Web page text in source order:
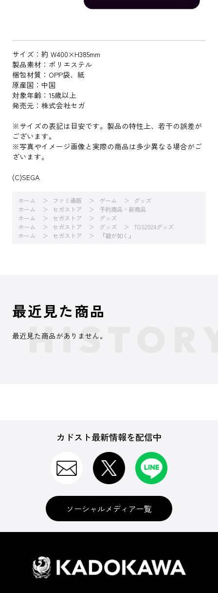
サイズ：約 W400×H385mm
製品素材：ポリエステル
梱包材質：OPP袋、紙
原産国：中国
対象年齢：15歳以上
発売元：株式会社セガ
※サイズの表記は目安です。製品の特性上、若干の誤差が
ございます。
※写真やイメージ画像と実際の商品は多少異なる場合がご
ざいます。
(C)SEGA
ホーム ファミ通販 ゲーム
グッズ
ホーム
セガストア
予約商品・新商品
ホーム
セガストア
グッズ
ホーム
セガストア グッズ
TGS2024グッズ
ホーム
セガストア 『龍が如く』
最近見た商品
最近見た商品がありません。
カドスト最新情報を配信中
ソーシャルメディア一覧